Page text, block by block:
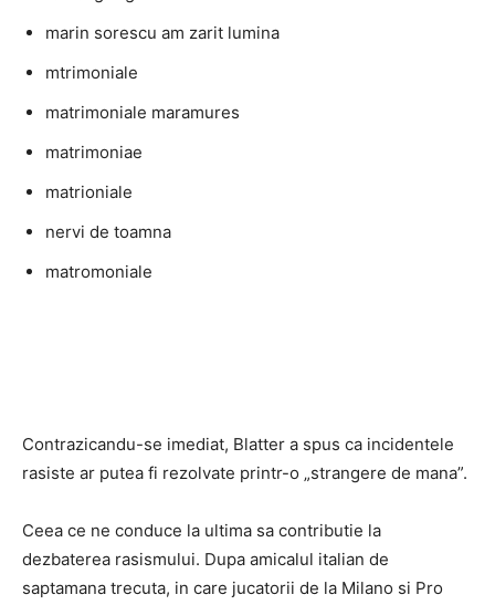
marin sorescu am zarit lumina
mtrimoniale
matrimoniale maramures
matrimoniae
matrioniale
nervi de toamna
matromoniale
Contrazicandu-se imediat, Blatter a spus ca incidentele
rasiste ar putea fi rezolvate printr-o „strangere de mana”.
Ceea ce ne conduce la ultima sa contributie la
dezbaterea rasismului. Dupa amicalul italian de
saptamana trecuta, in care jucatorii de la Milano si Pro